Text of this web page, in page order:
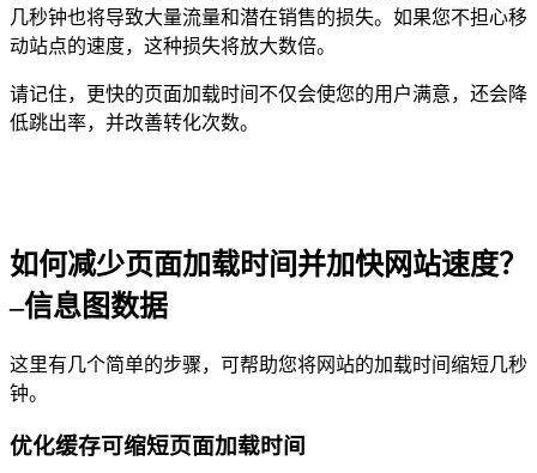
几秒钟也将导致大量流量和潜在销售的损失。如果您不担心移
动站点的速度，这种损失将放大数倍。
请记住，更快的页面加载时间不仅会使您的用户满意，还会降
低跳出率，并改善转化次数。
如何减少页面加载时间并加快网站速度？
–信息图数据
这里有几个简单的步骤，可帮助您将网站的加载时间缩短几秒
钟。
优化缓存可缩短页面加载时间